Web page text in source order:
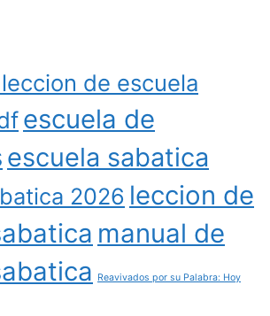
de escuela
escuela de
escuela sabatica
2026 leccion de
manual de
Reavivados por su Palabra: Hoy